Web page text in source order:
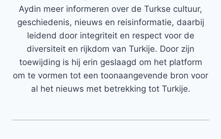
Aydin meer informeren over de Turkse cultuur,
geschiedenis, nieuws en reisinformatie, daarbij
leidend door integriteit en respect voor de
diversiteit en rijkdom van Turkije. Door zijn
toewijding is hij erin geslaagd om het platform
om te vormen tot een toonaangevende bron voor
al het nieuws met betrekking tot Turkije.